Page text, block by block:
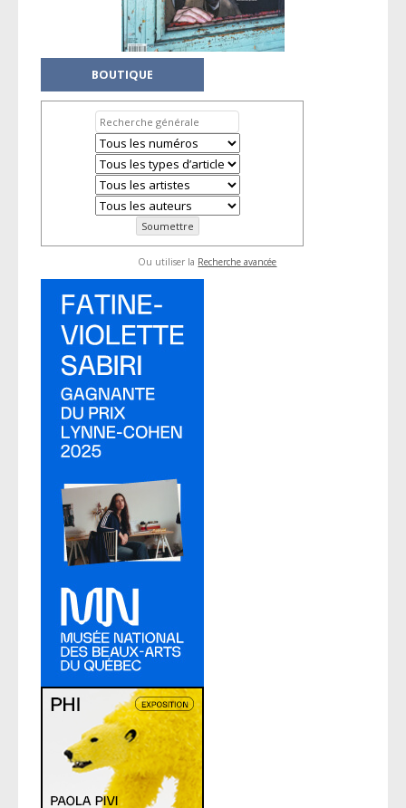
BOUTIQUE
Ou utiliser la Recherche avancée